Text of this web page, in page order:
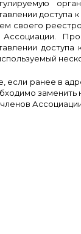
доступа
своего
Ассоциации.
если ранее в
заменить